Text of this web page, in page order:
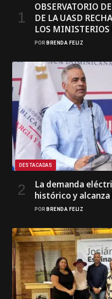
OBSERVATORIO
DE LA UASD
LOS MINISTERIOS
POR BRENDA FELIZ
DESTACADAS
La demanda
histórico y alcanza
POR BRENDA FELIZ